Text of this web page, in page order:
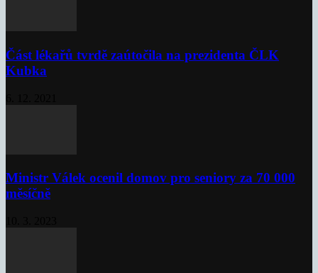
Část lékařů tvrdě zaútočila na prezidenta ČLK
Kubka
Ministr Válek ocenil domov pro seniory za 70 000
měsíčně